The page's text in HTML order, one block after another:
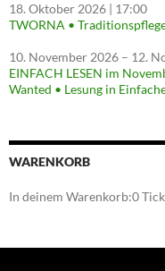
18. Oktober 2026 | 17:00
TWORNA •
10. November 2026 – 12.
EINFACH LESEN im
Wanted • Lesung in
WARENKORB
In deinem Warenkorb:0